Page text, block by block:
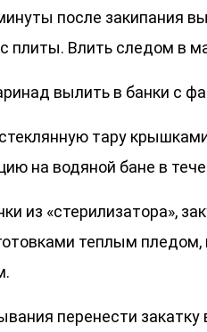
после закипания
плиты. Влить следом в
вылить в банки с
тару
на водяной бане в
из «стерилизатора»,
теплым
перенести закатку